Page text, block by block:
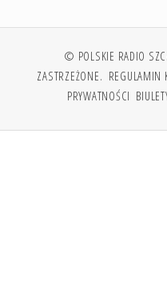
© POLSKIE RADIO
ZASTRZEŻONE. REGULAMIN
PRYWATNOŚCI